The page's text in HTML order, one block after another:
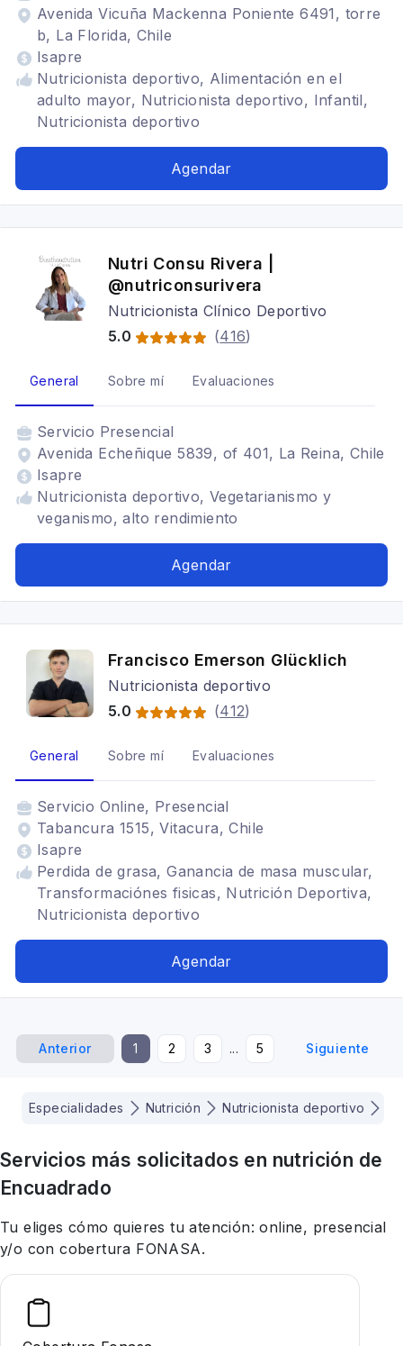
Avenida Vicuña Mackenna Poniente 6491, torre
b, La Florida, Chile
Isapre
Nutricionista deportivo, Alimentación en el
adulto mayor, Nutricionista deportivo, Infantil,
Nutricionista deportivo
Agendar
Nutri Consu Rivera |
@nutriconsurivera
Nutricionista Clínico Deportivo
5.0
(416)
General Sobre mí Evaluaciones
Servicio Presencial
Avenida Echeñique 5839, of 401, La Reina, Chile
Isapre
Nutricionista deportivo, Vegetarianismo y
veganismo, alto rendimiento
Agendar
Francisco Emerson Glücklich
Nutricionista deportivo
5.0
(412)
General Sobre mí Evaluaciones
Servicio Online, Presencial
Tabancura 1515, Vitacura, Chile
Isapre
Perdida de grasa, Ganancia de masa muscular,
Transformaciónes fisicas, Nutrición Deportiva,
Nutricionista deportivo
Agendar
Anterior 1 2 3 ... 5 Siguiente
Especialidades Nutrición Nutricionista deportivo
Servicios más solicitados en nutrición de
Encuadrado
Tu eliges cómo quieres tu atención: online, presencial
y/o con cobertura FONASA.